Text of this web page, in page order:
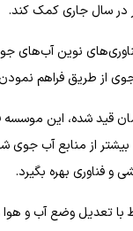
در سال جاری کمک کند.
فناوری‌های نوین
جوی از طریق فراهم
قید شده، این
بیشتر از منابع آب
و فناوری بهره بگیرد.
تعدیل وضع آب و هوا و